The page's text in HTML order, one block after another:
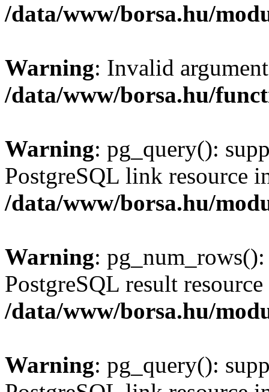
/data/www/borsa.hu/
Warning: Invalid
/data/www/borsa.hu/
Warning: pg_query():
PostgreSQL link resource
/data/www/borsa.hu/
Warning:
PostgreSQL result
/data/www/borsa.hu/
Warning: pg_query():